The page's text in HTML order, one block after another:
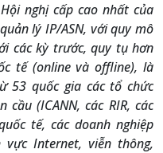
nghị cấp cao nhất của
lý IP/ASN, với quy mô
các kỳ trước, quy tụ hơn
tế (online và offline), là
53 quốc gia các tổ chức
(ICANN, các RIR, các
tế, các doanh nghiệp
Internet, viễn thông,